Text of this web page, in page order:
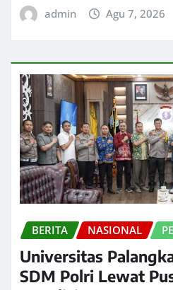
admin Agu 7, 2026
BERITA NASIONAL
Universitas
SDM Polri Lewat